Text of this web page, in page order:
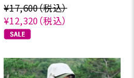
¥17,600（税込）
¥12,320 （税込）